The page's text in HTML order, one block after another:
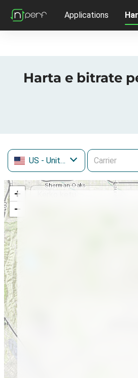
Applications
Harta e bitrate
US - United States
+
−